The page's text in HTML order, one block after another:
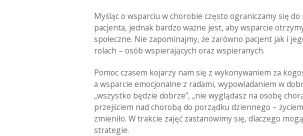
Myśląc o wsparciu w chorobie często ograniczamy się
pacjenta, jednak bardzo ważne jest, aby wsparcie
społeczne. Nie zapominajmy, że zarówno pacjent jak i
rolach – osób wspierających oraz wspieranych.
Pomoc czasem kojarzy nam się z wykonywaniem za
a wsparcie emocjonalne z radami, wypowiadaniem w
„wszystko będzie dobrze”, „nie wyglądasz na osobę
przejściem nad chorobą do porządku dziennego –
zmieniło. W trakcie zajęć zastanowimy się, dlaczego
strategie.